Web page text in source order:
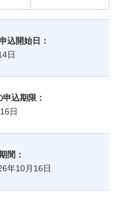
込開始日：
日
込期限：
日
間：
年10月16日